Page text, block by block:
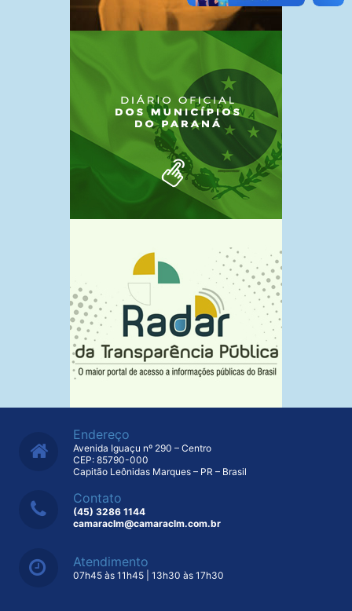
Endereço
Avenida Iguaçu nº 290 – Centro
CEP: 85790-000
Capitão Leônidas Marques – PR – Brasil
Contato
(45) 3286 1144
camaraclm@camaraclm.com.br
Atendimento
07h45 às 11h45 | 13h30 às 17h30